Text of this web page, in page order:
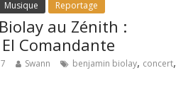
Musique Reportage
au Zénith :
Comandante
Swann benjamin biolay, concert,